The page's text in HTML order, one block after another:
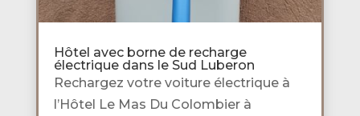
Hôtel avec borne de recharge
électrique dans le Sud Luberon
Rechargez votre voiture électrique à
l’Hôtel Le Mas Du Colombier à